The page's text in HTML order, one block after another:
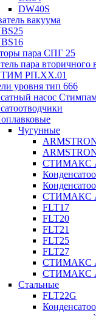
DW40S
вакуума
пара СПГ 25
пара вторичного
РП.XX.01
уровня тип 666
насос
Чугунные
СТИМАКС
СТИМАКС
FLT17
FLT20
FLT21
FLT25
FLT27
СТИМАКС
СТИМАКС
Стальные
FLT22G